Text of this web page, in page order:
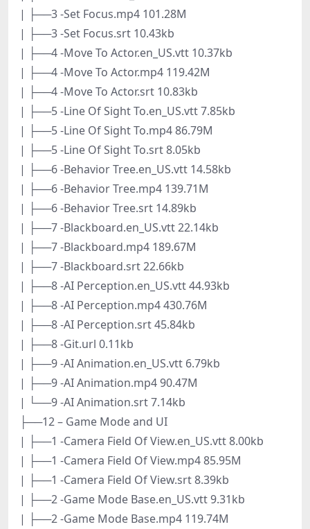
| ├──3 -Set Focus.mp4 101.28M
| ├──3 -Set Focus.srt 10.43kb
| ├──4 -Move To Actor.en_US.vtt 10.37kb
| ├──4 -Move To Actor.mp4 119.42M
| ├──4 -Move To Actor.srt 10.83kb
| ├──5 -Line Of Sight To.en_US.vtt 7.85kb
| ├──5 -Line Of Sight To.mp4 86.79M
| ├──5 -Line Of Sight To.srt 8.05kb
| ├──6 -Behavior Tree.en_US.vtt 14.58kb
| ├──6 -Behavior Tree.mp4 139.71M
| ├──6 -Behavior Tree.srt 14.89kb
| ├──7 -Blackboard.en_US.vtt 22.14kb
| ├──7 -Blackboard.mp4 189.67M
| ├──7 -Blackboard.srt 22.66kb
| ├──8 -AI Perception.en_US.vtt 44.93kb
| ├──8 -AI Perception.mp4 430.76M
| ├──8 -AI Perception.srt 45.84kb
| ├──8 -Git.url 0.11kb
| ├──9 -AI Animation.en_US.vtt 6.79kb
| ├──9 -AI Animation.mp4 90.47M
| └──9 -AI Animation.srt 7.14kb
├──12 – Game Mode and UI
| ├──1 -Camera Field Of View.en_US.vtt 8.00kb
| ├──1 -Camera Field Of View.mp4 85.95M
| ├──1 -Camera Field Of View.srt 8.39kb
| ├──2 -Game Mode Base.en_US.vtt 9.31kb
| ├──2 -Game Mode Base.mp4 119.74M